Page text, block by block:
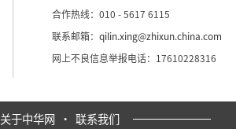
合作热线：010 - 5617 6115
联系邮箱：qilin.xing@zhixun.china.com
网上不良信息举报电话：17610228316
关于中华网 · 联系我们